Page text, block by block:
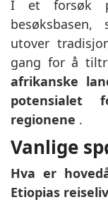
I et forsøk
besøksbasen,
utover
gang for å
afrikanske
potensialet
regionene .
Vanlige
Hva er
Etiopias